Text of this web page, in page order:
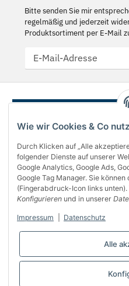
Wie wir Cookies & Co
Durch Klicken auf „Alle
folgender Dienste auf unserer
Google Analytics, Google Ads,
Google Tag Manager. Sie
(Fingerabdruck-Icon links
Konfigurieren und in unserer
Impressum Datenschutz
Alle
Bitte senden Sie mir
regelmäßig und jederzeit
Produktsortiment per E-Mail
Über uns
Informationen
Bequem bezahlen